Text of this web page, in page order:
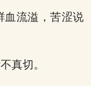
血流溢，苦涩说
真切。